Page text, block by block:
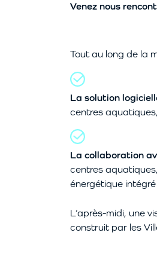
Venez nous
Tout au long de la
La solution
centres
La collaboration
centres
énergétique
L’après-midi, une
construit par les